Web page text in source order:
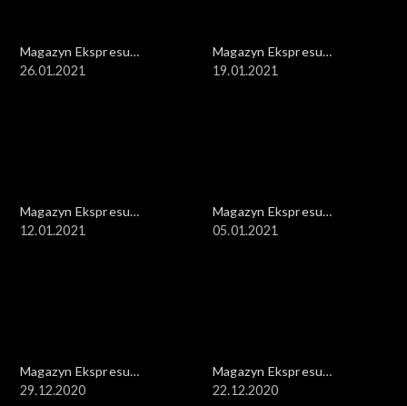
Magazyn Ekspresu
Reporterów
26.01.2021
Magazyn Ekspresu
Reporterów
19.01.2021
Magazyn Ekspresu
Reporterów
12.01.2021
Magazyn Ekspresu
Reporterów
05.01.2021
Magazyn Ekspresu
Reporterów
29.12.2020
Magazyn Ekspresu
Reporterów
22.12.2020